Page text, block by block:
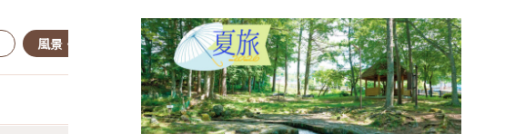
風景・景色 名所・旧跡 温泉・スパ その他施設